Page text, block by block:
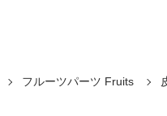
フルーツパーツ Fruits